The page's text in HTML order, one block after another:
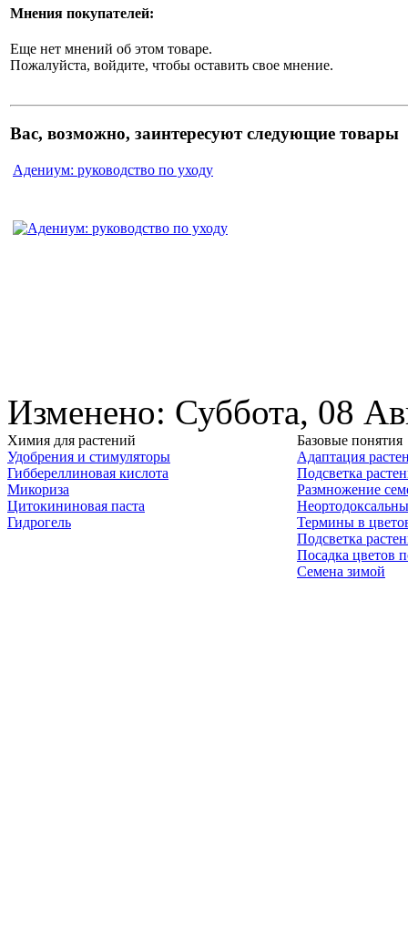
Мнения покупателей:
Еще нет мнений об этом товаре.
Пожалуйста, войдите, чтобы оставить свое мнение.
Вас, возможно, заинтересуют следующие товары
Адениум: руководство по уходу
Изменено: Суббота, 08
Химия для растений
Удобрения и стимуляторы
Гиббереллиновая кислота
Микориза
Цитокининовая паста
Гидрогель
Базовые понятия
Адаптация
Подсветка
Размножение
Термины в
Подсветка
Посадка цветов
Семена зимой